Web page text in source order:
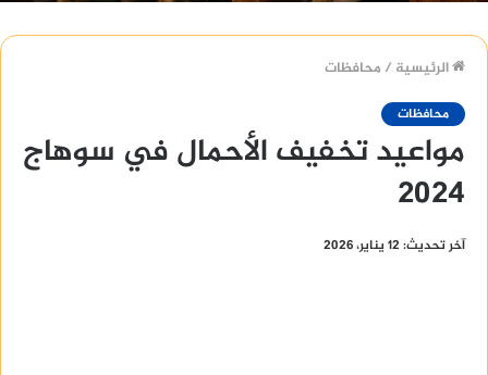
الرئيسية / محافظات
محافظات
مواعيد تخفيف الأحمال في سوهاج
2024
آخر تحديث: 12 يناير، 2026